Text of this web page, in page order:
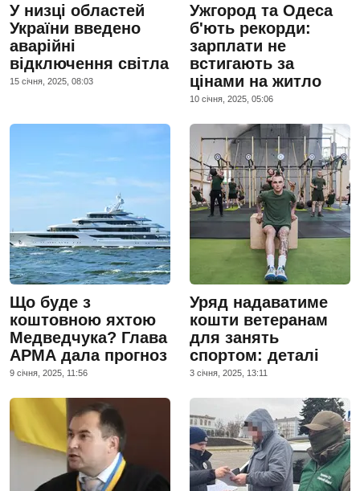
У низці областей
України введено
аварійні
відключення світла
15 сiчня, 2025, 08:03
Ужгород та Одеса
б'ють рекорди:
зарплати не
встигають за
цінами на житло
10 сiчня, 2025, 05:06
Що буде з
коштовною яхтою
Медведчука? Глава
АРМА дала прогноз
9 сiчня, 2025, 11:56
Уряд надаватиме
кошти ветеранам
для занять
спортом: деталі
3 сiчня, 2025, 13:11